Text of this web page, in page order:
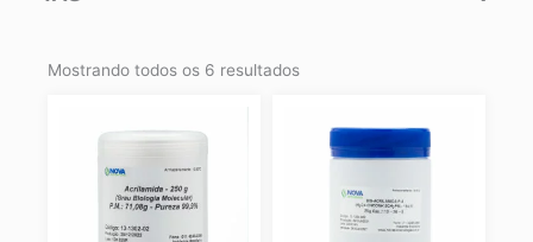
Mostrando todos os 6 resultados